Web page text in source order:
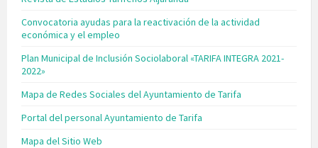
Convocatoria ayudas para la reactivación de la actividad
económica y el empleo
Plan Municipal de Inclusión Sociolaboral «TARIFA INTEGRA 2021-
2022»
Mapa de Redes Sociales del Ayuntamiento de Tarifa
Portal del personal Ayuntamiento de Tarifa
Mapa del Sitio Web